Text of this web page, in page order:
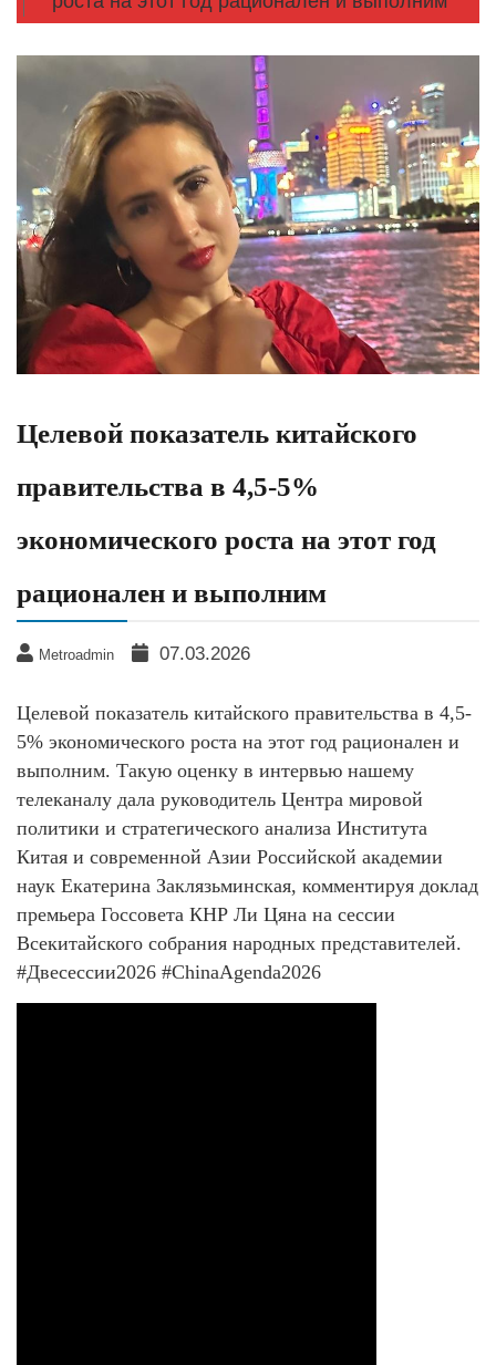
Целевой показатель китайского
правительства в 4,5-5%
экономического роста на этот год
рационален и выполним
Metroadmin 07.03.2026
Целевой показатель китайского правительства в 4,5-
5% экономического роста на этот год рационален и
выполним. Такую оценку в интервью нашему
телеканалу дала руководитель Центра мировой
политики и стратегического анализа Института
Китая и современной Азии Российской академии
наук Екатерина Заклязьминская, комментируя доклад
премьера Госсовета КНР Ли Цяна на сессии
Всекитайского собрания народных представителей.
#Двесессии2026 #ChinaAgenda2026